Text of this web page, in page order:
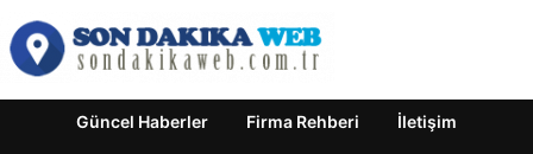
Güncel Haberler Firma Rehberi İletişim